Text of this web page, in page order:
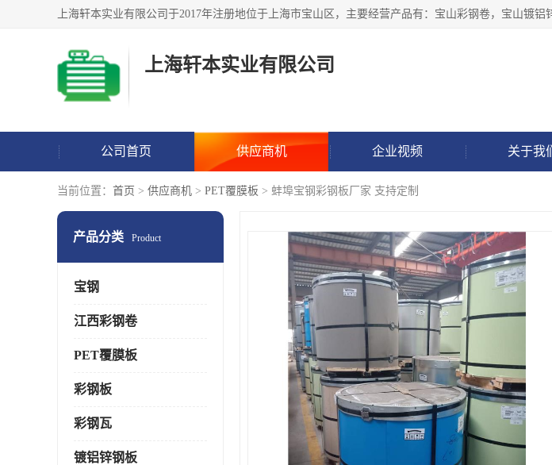
上海轩本实业有限公司
公司首页 供应商机 企业视频 关于我们
当前位置： 首页 > 供应商机 > PET覆膜板 > 蚌埠宝钢彩钢板厂家 支持定制
产品分类 Product
宝钢
江西彩钢卷
PET覆膜板
彩钢板
彩钢瓦
镀铝锌钢板